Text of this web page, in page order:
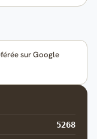
sur Google
5268